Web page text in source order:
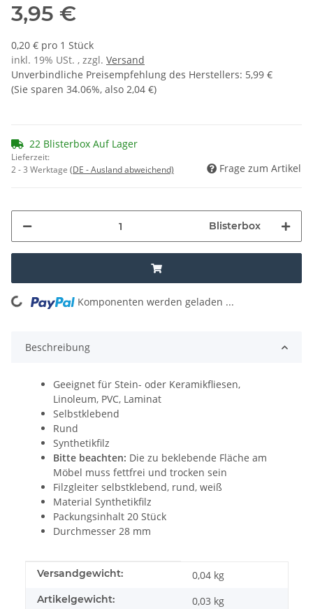
3,95 €
0,20 € pro 1 Stück
inkl. 19% USt. , zzgl. Versand
Unverbindliche Preisempfehlung des Herstellers: 5,99 €
(Sie sparen 34.06%, also 2,04 €)
22 Blisterbox Auf Lager
Lieferzeit:
2 - 3 Werktage (DE - Ausland abweichend) Frage zum Artikel
Blisterbox
Loading... Komponenten werden geladen ...
Beschreibung
Geeignet für Stein- oder Keramikfliesen,
Linoleum, PVC, Laminat
Selbstklebend
Rund
Synthetikfilz
Bitte beachten: Die zu beklebende Fläche am
Möbel muss fettfrei und trocken sein
Filzgleiter selbstklebend, rund, weiß
Material Synthetikfilz
Packungsinhalt 20 Stück
Durchmesser 28 mm
Produkteigenschaft
Wert
Versandgewicht: 0,04 kg
Artikelgewicht: 0,03 kg